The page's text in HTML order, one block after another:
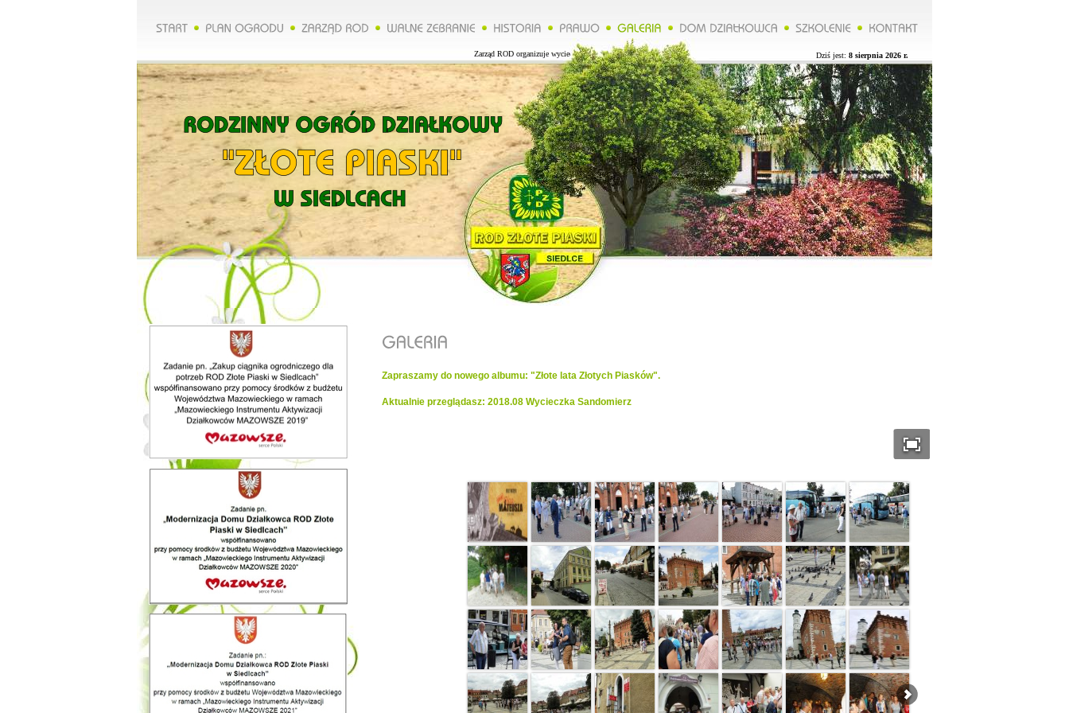
Zarząd ROD organizuje wycieczkę do Lublina więcej na naszej stronie.**********Zarząd ROD organizuje wycieczkę do Lublina więcej na naszej stronie.**********Zarząd ROD
Dziś jest: 8 sierpnia 2026 r.
Zapraszamy do nowego albumu: "Złote lata Złotych Piasków".
Aktualnie przeglądasz: 2018.08 Wycieczka Sandomierz